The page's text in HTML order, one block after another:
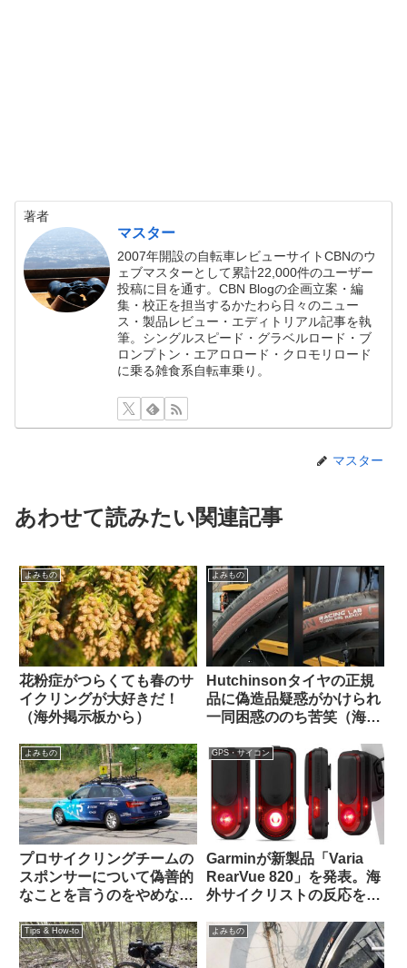
著者
マスター
2007年開設の自転車レビューサイトCBNのウ
ェブマスターとして累計22,000件のユーザー
投稿に目を通す。CBN Blogの企画立案・編
集・校正を担当するかたわら日々のニュー
ス・製品レビュー・エディトリアル記事を執
筆。シングルスピード・グラベルロード・ブ
ロンプトン・エアロロード・クロモリロード
に乗る雑食系自転車乗り。
マスター
あわせて読みたい関連記事
よみもの
花粉症がつらくても春のサ
イクリングが大好きだ！
（海外掲示板から）
よみもの
Hutchinsonタイヤの正規
品に偽造品疑惑がかけられ
一同困惑ののち苦笑（海外
よみもの
プロサイクリングチームの
スポンサーについて偽善的
なことを言うのをやめなさ
オン観察）
GPS・サイコン
Garminが新製品「Varia
RearVue 820」を発表。海
外サイクリストの反応を観
Tips & How-to よみもの